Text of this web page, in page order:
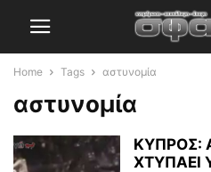
Home Tags αστυνομία
αστυνομία
ΚΥΠΡΟΣ:
ΧΤΥΠΑΕΙ